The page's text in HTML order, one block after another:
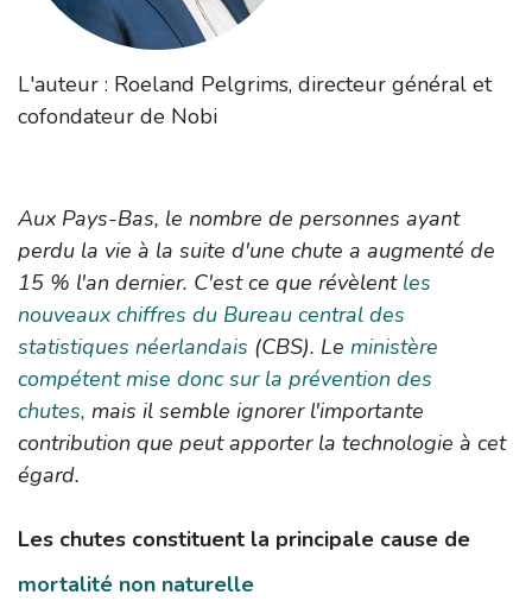
L'auteur : Roeland Pelgrims, directeur général et
cofondateur de Nobi
Aux Pays-Bas, le nombre de personnes ayant
perdu la vie à la suite d'une chute a augmenté de
15 % l'an dernier. C'est ce que révèlent les
nouveaux chiffres du Bureau central des
statistiques néerlandais (CBS). Le ministère
compétent mise donc sur la prévention des
chutes, mais il semble ignorer l'importante
contribution que peut apporter la technologie à cet
égard.
Les chutes constituent la principale cause de
mortalité non naturelle